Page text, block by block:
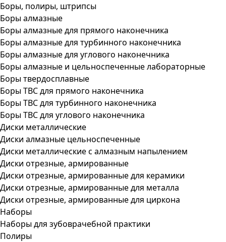
Боры, полиры, штрипсы
Боры алмазные
Боры алмазные для прямого наконечника
Боры алмазные для турбинного наконечника
Боры алмазные для углового наконечника
Боры алмазные и цельноспеченные лабораторные
Боры твердосплавные
Боры ТВС для прямого наконечника
Боры ТВС для турбинного наконечника
Боры ТВС для углового наконечника
Диски металлические
Диски алмазные цельноспеченные
Диски металлические с алмазным напылением
Диски отрезные, армированные
Диски отрезные, армированные для керамики
Диски отрезные, армированные для металла
Диски отрезные, армированные для циркона
Наборы
Наборы для зубоврачебной практики
Полиры